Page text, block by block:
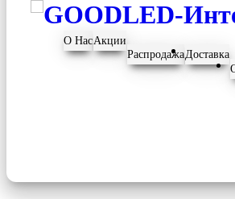
О НасАкции
РаспродажаДоставка